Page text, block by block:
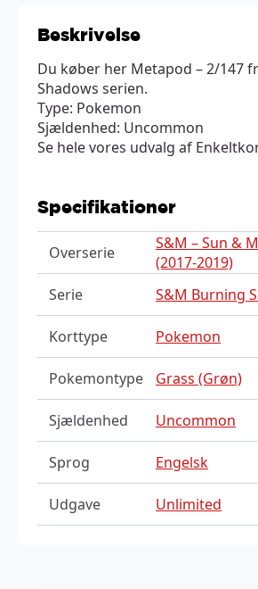
Beskrivelse
Du køber her Metapod – 2/147
Shadows serien.
Type: Pokemon
Sjældenhed: Uncommon
Se hele vores udvalg af
Specifikationer
Overserie
S&M – Sun &
(2017-2019)
Serie
S&M Burning
Korttype Pokemon
Pokemontype Grass (Grøn)
Sjældenhed Uncommon
Sprog Engelsk
Udgave Unlimited